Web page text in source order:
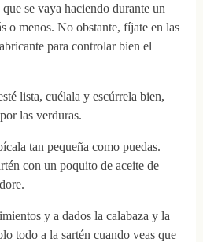
que se vaya haciendo durante un
o menos. No obstante, fíjate en las
para controlar bien el
lista, cuélala y escúrrela bien,
las verduras.
tan pequeña como puedas.
con un poquito de aceite de
y a dados la calabaza y la
todo a la sartén cuando veas que